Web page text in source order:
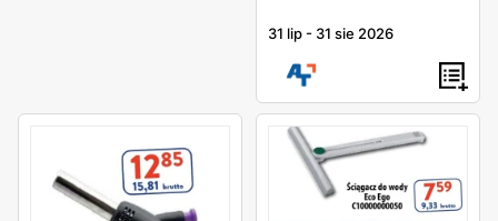
31 lip - 31 sie 2026